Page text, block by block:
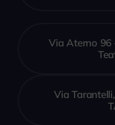
Via Aterno 96
Via